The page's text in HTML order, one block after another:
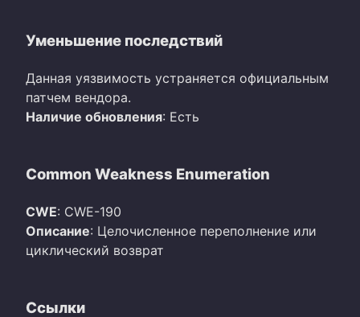
Уменьшение последствий
Данная уязвимость устраняется официальным
патчем вендора.
Наличие обновления: Есть
Common Weakness Enumeration
CWE: CWE-190
Описание: Целочисленное переполнение или
циклический возврат
Ссылки